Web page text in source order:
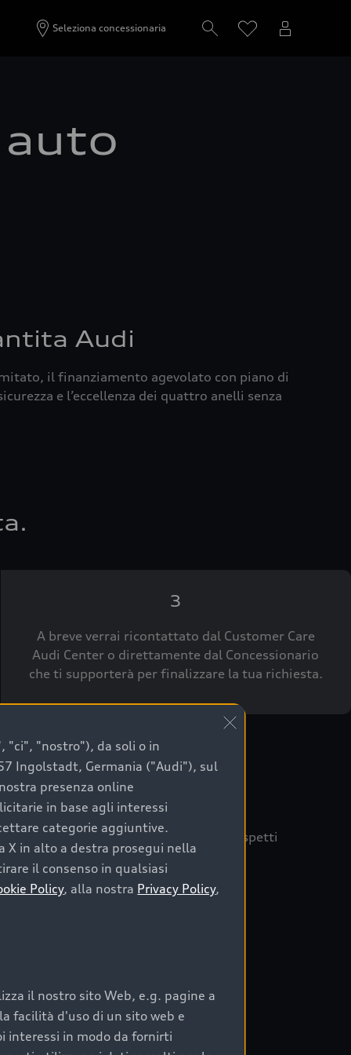
Seleziona concessionaria
Audi
il finanziamento agevolato con piano di
e l’eccellenza dei quattro anelli senza
3
A breve verrai ricontattato dal Customer Care
Audi Center o direttamente dal Concessionario
che ti supporterà per finalizzare la tua richiesta.
sicuro, è essenziale considerare aspetti
Prima Scelta :plus
nel tempo;
"ci", "nostro"), da soli o in
Ingolstadt, Germania ("Audi"), sul
presenza online
in base agli interessi
categorie aggiuntive.
in alto a destra prosegui nella
il consenso in qualsiasi
Policy, alla nostra Privacy Policy,
il nostro sito Web, e.g. pagine a
facilità d'uso di un sito web e
interessi in modo da fornirti